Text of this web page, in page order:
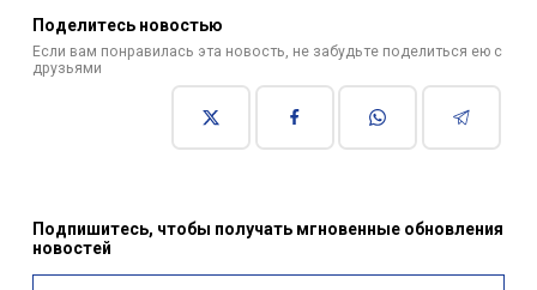
Поделитесь новостью
Если вам понравилась эта новость, не забудьте поделиться ею с
друзьями
Подпишитесь, чтобы получать мгновенные обновления
новостей